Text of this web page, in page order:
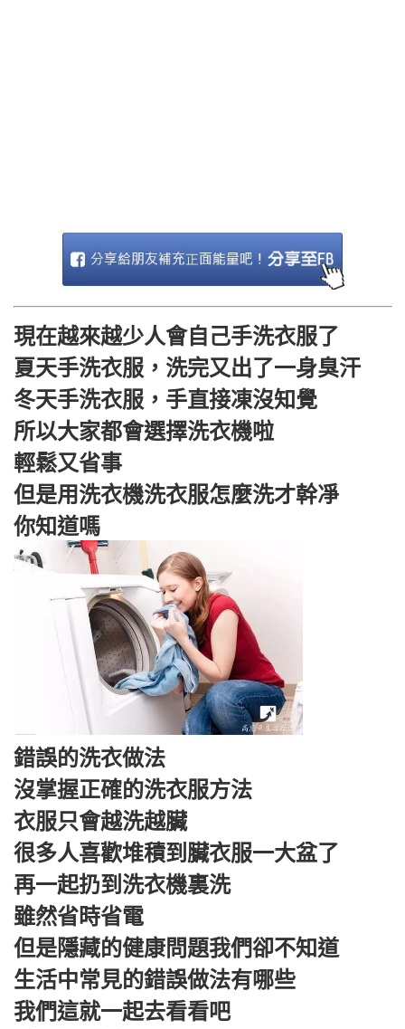
現在越來越少人會自己手洗衣服了
夏天手洗衣服，洗完又出了一身臭汗
冬天手洗衣服，手直接凍沒知覺
所以大家都會選擇洗衣機啦
輕鬆又省事
但是用洗衣機洗衣服怎麼洗才幹凈
你知道嗎
錯誤的洗衣做法
沒掌握正確的洗衣服方法
衣服只會越洗越臟
很多人喜歡堆積到臟衣服一大盆了
再一起扔到洗衣機裏洗
雖然省時省電
但是隱藏的健康問題我們卻不知道
生活中常見的錯誤做法有哪些
我們這就一起去看看吧